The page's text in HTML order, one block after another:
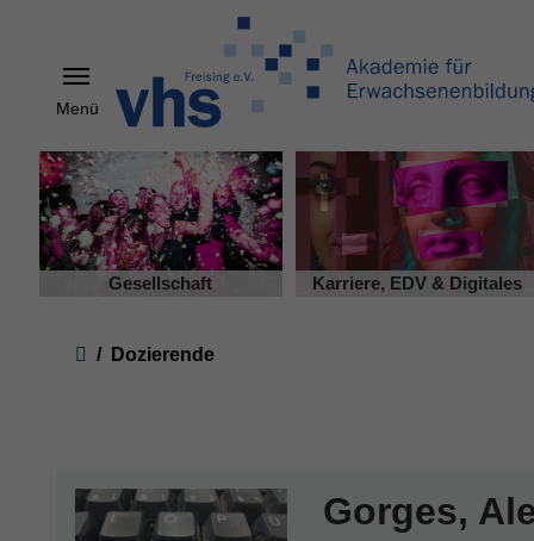
Menü
Gesellschaft Karriere, EDV & Digitales
Dozierende
Gorges,